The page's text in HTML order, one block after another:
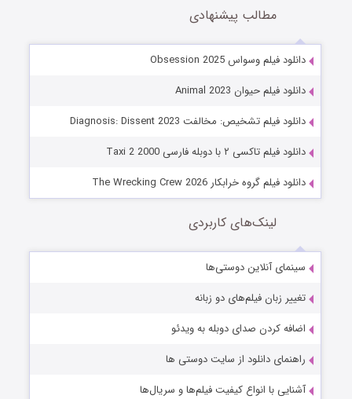
مطالب پیشنهادی
دانلود فیلم وسواس Obsession 2025
دانلود فیلم حیوان Animal 2023
دانلود فیلم تشخیص: مخالفت Diagnosis: Dissent 2023
دانلود فیلم تاکسی ۲ با دوبله فارسی Taxi 2 2000
دانلود فیلم گروه خرابکار The Wrecking Crew 2026
لینک‌های کاربردی
سینمای آنلاین دوستی‌ها
تغییر زبان فیلم‌های دو زبانه
اضافه کردن صدای دوبله به ویدئو
راهنمای دانلود از سایت دوستی ها
آشنایی با انواع کیفیت فیلم‌ها و سریال‌ها